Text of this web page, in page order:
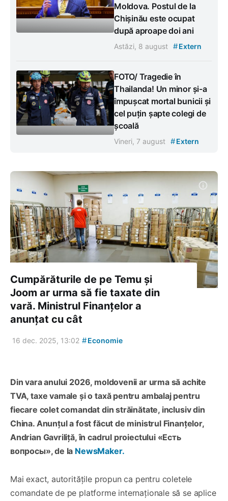
Moldova. Postul de la
Chișinău este ocupat
după aproape doi ani
Astăzi, 8 august #Extern
FOTO/ Tragedie în
Thailanda! Un minor și-a
împușcat mortal bunicii și
cel puțin șapte colegi de
școală
Vineri, 7 august #Extern
Cumpărăturile de pe Temu și
Joom ar urma să fie taxate din
vară. Ministrul Finanțelor a
anunțat cu cât
16 dec. 2025, 13:02 #Economie
Din vara anului 2026, moldovenii ar urma să achite
TVA, taxe vamale și o taxă pentru ambalaj pentru
fiecare colet comandat din străinătate, inclusiv din
China. Anunțul a fost făcut de ministrul Finanțelor,
Andrian Gavriliță, în cadrul proiectului «Есть
вопросы», de la NewsMaker.
Mai exact, autoritățile propun ca pentru coletele
comandate de pe platforme internaționale să se aplice